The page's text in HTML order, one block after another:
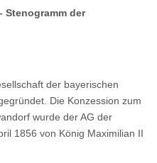
Stenogramm der
der bayerischen
Die Konzession zum
wurde der AG der
1856 von König Maximilian II